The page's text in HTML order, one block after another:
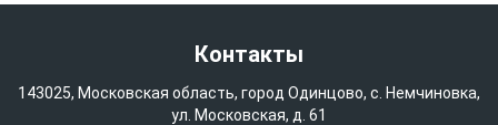
Контакты
143025, Московская область, город Одинцово, с. Немчиновка,
ул. Московская, д. 61